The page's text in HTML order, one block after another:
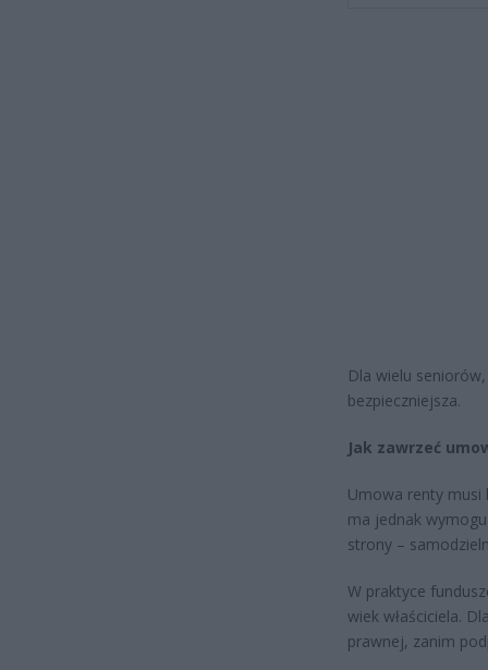
Dla wielu
bezpieczniejsza.
Jak zawrzeć
Umowa renty musi
ma jednak
strony –
W praktyce
wiek właściciela.
prawnej, zanim